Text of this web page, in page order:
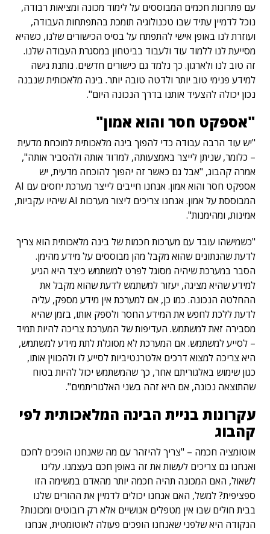
עם פתרונות חכמים המבוססים על לימוד מכונה ומציאות רבודה,
נוכל לדמיין עתיד שבו טכנולוגיה תומכת בהתפתחות העבודה,
ועוזרת לנו באופן אישי להתפתח על בסיס הכישורים שלנו, כשהיא
מסייעת לנו ללמוד עוד ולעבוד בביטחון במסגרת העבודה שלנו.
זה טוב לנו ולארגון. כך נלמד גם כישורים חדשים. נותנת גישה
למידע פנימי טוב יותר ולדטה טובה יותר. בינה מלאכותית שנבנה
נכון יכולה להצעיד אותנו בדרך הנכונה היום".
"אספקט חסר והוא אמון"
"יש עוד הרבה עבודה כדי להפוך בינה מלאכותית למוכחת מדעית
– כלומר, שניתן לייצר באמצעותה, למדוד אותה ולהסביר אותה",
אמרה קהבוג, "אבל גם כאשר זה יהפוך להוכחה מדעית, יש
אספקט חסר והוא אמון. אנחנו חייבים לייצר מערכת יחסים עם AI
המבוססת על אמון. אנחנו צריכים ליצור מערכות AI שיהיו עקביות,
אמינות, ומהימנות".
"כשמישהו עובד עם מערכות חכמות של בינה מלאכותית הוא צריך
לדעת שהנתונים שהוא מקבל מהן מבוססים על מידע מהימן.
הסבר במערכת שיהיה מסוגל לפרט למשתמש כיצד היא הגיע
למידע שהיא מציגה, יעזור למשתמש לדעת שהוא מקבל את
ההחלטה הנכונה. כמו כן, אם למערכת אין מידע מספק, עליה
לדעת ללכת לחפש את המידע החסר ולספק אותו, בזמן שהיא
מסבירה זאת למשתמש. העדיפות של המערכת צריכה להיות תמיד
– לסייע למשתמש. אם המערכת לא מסוגלת לתת מידע למשתמש,
היא צריכה למצוא דרכים אלטרנטיביות לסייע לו ולהכווין אותו,
כגון שימוש באלגוריתם אחר, כך שהמשתמש יכול להיות בטוח
שהתוצאה נכונה, אם היא זהה בשני האלגוריתמים".
עקרונות בניית הבינה המלאכותית לפי
קהבוג
אוטומציה חכמה – "צריך להיזהר עם מה שאנחנו הופכים לחכם
ואנחנו גם צריכים לעשות את זה באופן חכם בעצמנו. עלינו
לשאול, האם המכונה תהיה חכמה יותר מהאדם במשימה הזו
ספציפית? למשל, האם אנחנו יכולים לדמיין את ההורים שלנו
בבית חולים שבו אין מטפלים אנושיים אלא רק רובוטים ומכונות?
הנקודה היא שלפני שאנחנו הופכים פעולה לאוטומטית, אנחנו